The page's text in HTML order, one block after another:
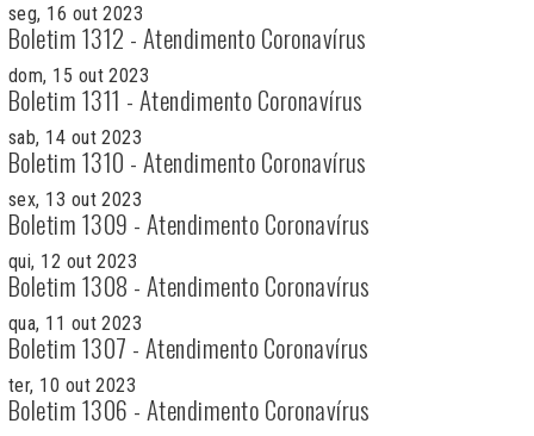
seg, 16 out 2023
Boletim 1312 - Atendimento Coronavírus
dom, 15 out 2023
Boletim 1311 - Atendimento Coronavírus
sab, 14 out 2023
Boletim 1310 - Atendimento Coronavírus
sex, 13 out 2023
Boletim 1309 - Atendimento Coronavírus
qui, 12 out 2023
Boletim 1308 - Atendimento Coronavírus
qua, 11 out 2023
Boletim 1307 - Atendimento Coronavírus
ter, 10 out 2023
Boletim 1306 - Atendimento Coronavírus